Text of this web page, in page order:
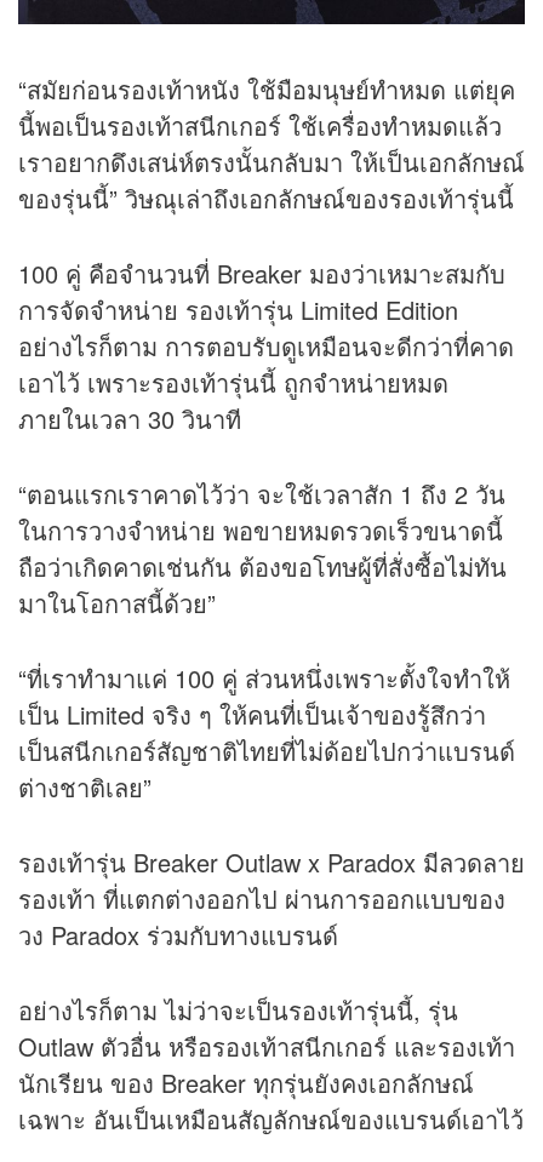
“สมัยก่อนรองเท้าหนัง ใช้มือมนุษย์ทำหมด แต่ยุค
นี้พอเป็นรองเท้าสนีกเกอร์ ใช้เครื่องทำหมดแล้ว
เราอยากดึงเสน่ห์ตรงนั้นกลับมา ให้เป็นเอกลักษณ์
ของรุ่นนี้” วิษณุเล่าถึงเอกลักษณ์ของรองเท้ารุ่นนี้
100 คู่ คือจำนวนที่ Breaker มองว่าเหมาะสมกับ
การจัดจำหน่าย รองเท้ารุ่น Limited Edition
อย่างไรก็ตาม การตอบรับดูเหมือนจะดีกว่าที่คาด
เอาไว้ เพราะรองเท้ารุ่นนี้ ถูกจำหน่ายหมด
ภายในเวลา 30 วินาที
“ตอนแรกเราคาดไว้ว่า จะใช้เวลาสัก 1 ถึง 2 วัน
ในการวางจำหน่าย พอขายหมดรวดเร็วขนาดนี้
ถือว่าเกิดคาดเช่นกัน ต้องขอโทษผู้ที่สั่งซื้อไม่ทัน
มาในโอกาสนี้ด้วย”
“ที่เราทำมาแค่ 100 คู่ ส่วนหนึ่งเพราะตั้งใจทำให้
เป็น Limited จริง ๆ ให้คนที่เป็นเจ้าของรู้สึกว่า
เป็นสนีกเกอร์สัญชาติไทยที่ไม่ด้อยไปกว่าแบรนด์
ต่างชาติเลย”
รองเท้ารุ่น Breaker Outlaw x Paradox มีลวดลาย
รองเท้า ที่แตกต่างออกไป ผ่านการออกแบบของ
วง Paradox ร่วมกับทางแบรนด์
อย่างไรก็ตาม ไม่ว่าจะเป็นรองเท้ารุ่นนี้, รุ่น
Outlaw ตัวอื่น หรือรองเท้าสนีกเกอร์ และรองเท้า
นักเรียน ของ Breaker ทุกรุ่นยังคงเอกลักษณ์
เฉพาะ อันเป็นเหมือนสัญลักษณ์ของแบรนด์เอาไว้